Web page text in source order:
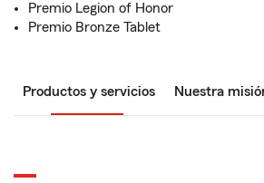
Premio Legion of Honor
Premio Bronze Tablet
Productos y servicios Nuestra